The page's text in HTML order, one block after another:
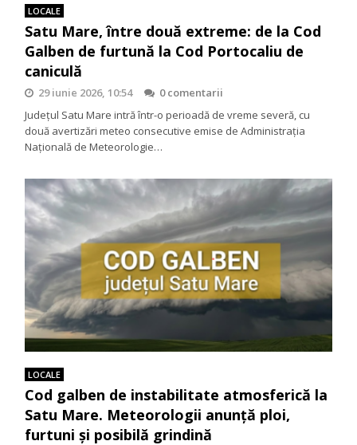
LOCALE
Satu Mare, între două extreme: de la Cod
Galben de furtună la Cod Portocaliu de
caniculă
29 iunie 2026, 10:54
0 comentarii
Județul Satu Mare intră într-o perioadă de vreme severă, cu
două avertizări meteo consecutive emise de Administrația
Națională de Meteorologie…
LOCALE
Cod galben de instabilitate atmosferică la
Satu Mare. Meteorologii anunță ploi,
furtuni și posibilă grindină